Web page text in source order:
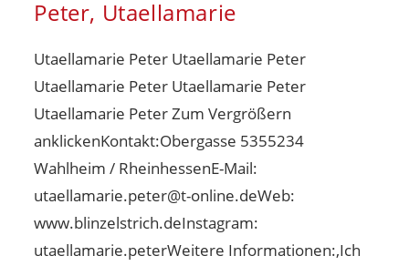
Peter, Utaellamarie
Utaellamarie Peter Utaellamarie Peter
Utaellamarie Peter Utaellamarie Peter
Utaellamarie Peter Zum Vergrößern
anklickenKontakt:Obergasse 5355234
Wahlheim / RheinhessenE-Mail:
utaellamarie.peter@t-online.deWeb:
www.blinzelstrich.deInstagram:
utaellamarie.peterWeitere Informationen:‚Ich